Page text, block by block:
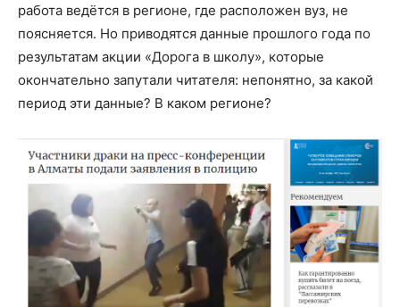
работа ведётся в регионе, где расположен вуз, не
поясняется. Но приводятся данные прошлого года по
результатам акции «Дорога в школу», которые
окончательно запутали читателя: непонятно, за какой
период эти данные? В каком регионе?